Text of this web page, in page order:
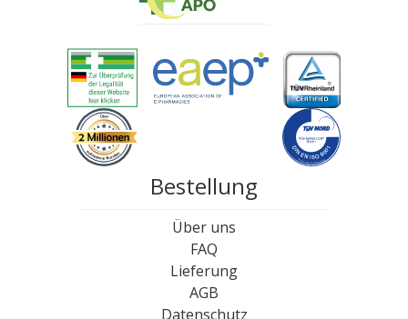
Bestellung
Über uns
FAQ
Lieferung
AGB
Datenschutz